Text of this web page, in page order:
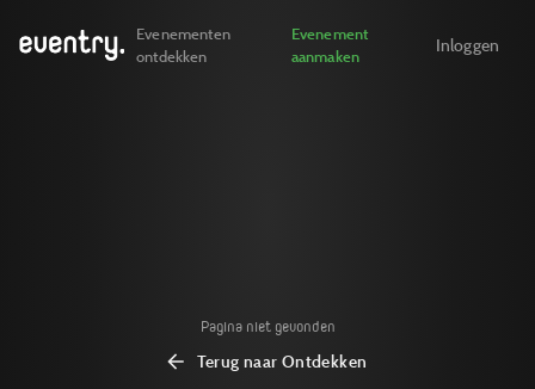
Evenementen
ontdekken
Evenement
aanmaken
Inloggen
Pagina niet gevonden
Terug naar Ontdekken